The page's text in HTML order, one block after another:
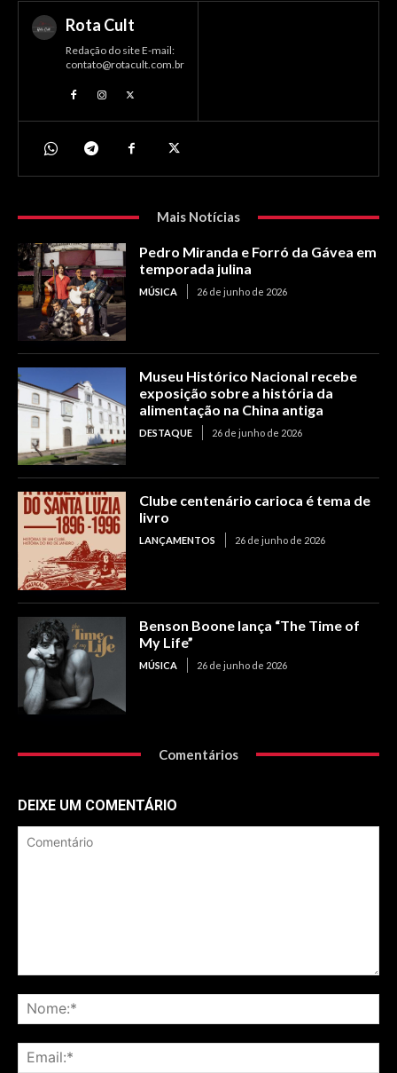
Rota Cult
Redação do site E-mail:
contato@rotacult.com.br
Mais Notícias
Pedro Miranda e Forró da Gávea em
temporada julina
MÚSICA 26 de junho de 2026
Museu Histórico Nacional recebe
exposição sobre a história da
alimentação na China antiga
DESTAQUE 26 de junho de 2026
Clube centenário carioca é tema de
livro
LANÇAMENTOS 26 de junho de 2026
Benson Boone lança “The Time of
My Life”
MÚSICA 26 de junho de 2026
Comentários
DEIXE UM COMENTÁRIO